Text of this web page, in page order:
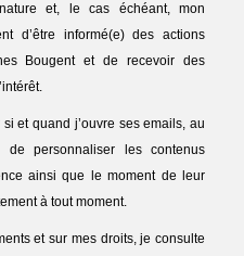
et, le cas échéant, mon
d’être informé(e) des actions
Bougent et de recevoir des
et quand j’ouvre ses emails, au
personnaliser les contenus
ainsi que le moment de leur
à tout moment.
et sur mes droits, je consulte